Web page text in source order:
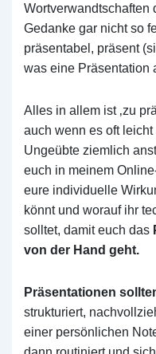
Wortverwandtschaften
Gedanke gar nicht so
präsentabel, präsent
was eine Präsentation
Alles in allem ist ‚zu
auch wenn es oft
Ungeübte ziemlich
euch in meinem
eure individuelle
könnt und worauf ihr
solltet, damit euch das
von der Hand geht.
Präsentationen
strukturiert,
einer persönlichen